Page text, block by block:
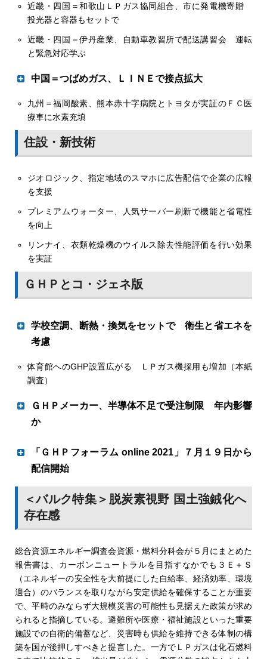
ＣＮ睨み 低炭素社会を徹底追及
ＧＨＰとエネファームに力
が就任した。カーボンニュートラル（ＣＮ）へ大きく舵を
すのか。今期の販促策「ＣＲＵＩＳＥ（クルーズ）」の重
点施策などに触れながら、事業の将来像を聞いた。
９月完成の賃貸型集合住宅はオールガス仕様だ
第一興産（本社・滝川市、臼杵章夫社長）が賃貸型集合住
宅事業に本腰を入れ始めた。昨春、札幌市に中古物件を取
る河合正三常務兼営業本部長は「ＬＰガスの需要開発が目
的だ」と説明する。
砂川市に建設中の集合住宅は、木造２階建ての２棟。２Ｌ
ＤＫから３ＬＤＫの家族向け構成で、エコジョーズ、ガス
ストーブ、ビルトインこんろを設置するオールガス仕様と
「プレゾン」に決定し、９月末以降からの入居開始を予定
する。仲介事業者のもとには既に問い合わせが寄せられて
いるという。
今回の動画は、社員２人が登場し掛け合いで説明した
昨秋に続き春も大成果
感謝祭を中止してウェブセールを行った。昨秋も感謝祭を
中止した代わりにウェブセールを実施して、目標を１７
７％上回る売り上げ３９００万円の成果を上げたが、今回
も同水準の約３７００万円を売り上げた。
は新型コロナの影響で中止し、その代替企画として初めて
日から６月10日までウェブセールを行った。
２４年のバルク検査ピーク対応で
後藤元和社長
バルク貯槽の告示20年検査のピーク期、さらにはその後を
見据えて着実に対応を強化している。今秋に広島営業所
（東広島市）を開設するとともに、再来年までに全拠点で
所有するクレーン車を20台体制に持っていく。同社は今
年、月間のバルク処理数が前年比１５０～２００基増のペ
約を受けた。 後藤社長は「今年全国で期限を迎える５０
０㌔㌘と１㌧バルクは９５００弱基、３００㌔㌘が２千
ど２００㌔㌘以下がものすごく多い。20年前に各事業者が
ローリーの稼働率を上げるため、使用量の少ない集合施設
などへの供給もバルク化していたが、大型供給先が増える
る。それゆえに２０２６～27年の検査ピークを越えたころ
にはゼロに近い状態になる。逆に３００㌔㌘、５００㌔
㌘、１㌧で期限を迎えるものが約２万基出てくる」と解説
する。
近畿・四国＝和歌山ＬＰガス協同組合、市に発電機寄贈
投光器と容器もセットで
近畿・四国＝伊丹産業、自動車教習所で配送講習会 運転
と緊急対応学ぶ
中国＝つばめガス、ＬＩＮＥで接点拡大
公式アカウントを開設
つばめガス（本社・岡山市、桑原怜社長）はＬＩＮＥ上で
顧客応対ができるサービスを１日から開始した。対象とな
る顧客は岡山県と広島県東部の約４万世帯で、ＬＩＮＥの
同社公式アカウントを「友だち登録」してもらい、チャッ
トで質問・返信するかたちで応対する。
ＬＩＮＥ上で行うサービスは質問に応じた月々のガス料金
明細の確認、顧客に配布している無料情報誌の閲覧、新電
力サービス「つばめ電気」による光熱費削減シミュレーシ
九州＝福岡酸素、熊本赤十字病院とトヨタが実証のＦＣ医
療車に水素充填
住設・新技術
ジオロジック、指定地域のスマホに広告配信で企業の広報
を支援
プレミアムウォーター、人気サーバー刷新で機能と省電性
を向上
リンナイ、衣類乾燥機のウイルス除去性能評価を行い効果
を実証
ＧＨＰとコ・ジェネ版
学校空調、断熱・換気をセットで 衛生と省エネを
考慮
文科省学校施設検討部会中間報告案
文部科学省の「新しい時代の学校施設検討部会」（部会長
＝長澤悟・東洋大学名誉教授）は７日、２月からの検討結
は、６月８日に行った中間報告骨子案の議論で委員から指
摘のあった「既存体育館の多くは断熱性能が確保されてお
らず、冷暖房効率が悪いことも課題」を盛り込み、省エネ
や衛生面の観点から空調と断熱をセットにした内容に変更
した。
体育館へのGHP設置広がる ＬＰガス機採用も増加（本紙
調査）
ＧＨＰメーカー、半導体不足で受注制限 年内影響
か
電子部品調達難しく
昨今の半導体供給のひっ迫によりＧＨＰ室外機に使用する
電子部品の調達が遅延し、生産に影響がでる事態となって
いる。そのため、メーカー各社は新規受注の制限をはじめ
た。期間はメーカーによって異なるが、11～12月ごろま
が続くことになる。
ＧＨＰ生産について、既に受注している製品についても納
期が遅れるケースが想定されることから、メーカー各社で
は営業担当者が窓口になって個別物件に対応する。
「ＧＨＰフォーラム online 2021」７月１９日から
配信開始
７テーマ 12 件を発表 公開期間２ヵ月 コロナ
対応戦略も
＜バルク特集＞脱炭素視野 国土強銊化へ
存在感
総合資源エネルギー調査会資源・燃料分科会が５月にまとめた
報告書は、カーボンニュートラルを目指すなかでも３Ｅ＋Ｓ
（エネルギーの安全性を大前提にした自給率、経済効率、環境
適合）のバランスを取りながら安定供給を確保することが重要
で、平時のみならず大規模災害の可能性も見据えた政策が求め
られると指摘している。避難所や医療・福祉施設といった重要
施設での自衛的備蓄など、災害時も供給を維持できる体制の構
築を国が後押しすべきと提言した。一方でＬＰガスは化石燃料